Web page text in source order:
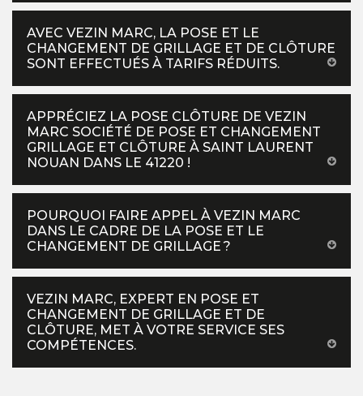
AVEC VEZIN MARC, LA POSE ET LE
CHANGEMENT DE GRILLAGE ET DE CLÔTURE
SONT EFFECTUÉS À TARIFS RÉDUITS.
APPRÉCIEZ LA POSE CLÔTURE DE VEZIN
MARC SOCIÉTÉ DE POSE ET CHANGEMENT
GRILLAGE ET CLÔTURE À SAINT LAURENT
NOUAN DANS LE 41220 !
POURQUOI FAIRE APPEL À VEZIN MARC
DANS LE CADRE DE LA POSE ET LE
CHANGEMENT DE GRILLAGE ?
VEZIN MARC, EXPERT EN POSE ET
CHANGEMENT DE GRILLAGE ET DE
CLÔTURE, MET À VOTRE SERVICE SES
COMPÉTENCES.